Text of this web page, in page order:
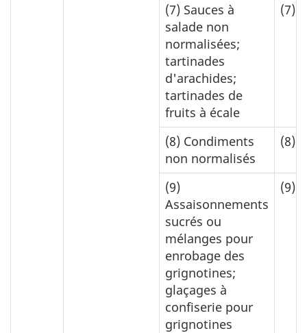
(7) Sauces à
salade non
normalisées;
tartinades
d'arachides;
tartinades de
fruits à écale
(7)
(8) Condiments
non normalisés
(8)
(9)
Assaisonnements
sucrés ou
mélanges pour
enrobage des
grignotines;
glaçages à
confiserie pour
grignotines
(9)